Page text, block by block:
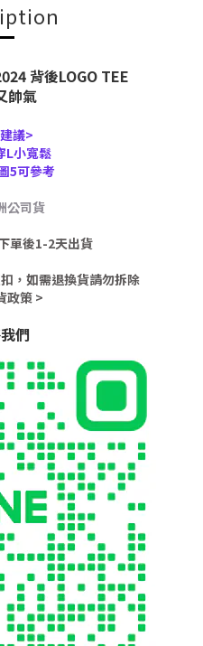
背後LOGO TEE
帥氣
議>
L小寬鬆
5可參考
公司貨
單後1-2天出貨
，如需退換貨請勿拆除
政策 >
們